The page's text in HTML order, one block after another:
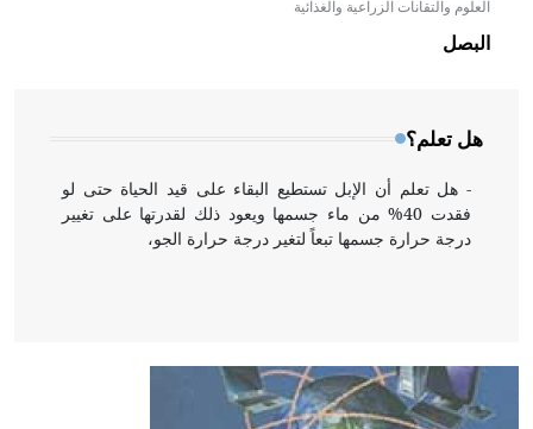
العلوم والتقانات الزراعية والغذائية
البصل
هل تعلم؟
- هل تعلم أن الأبلق نوع من الفنون الهندسية التي ارتبطت
بالعمارة الإسلامية في بلاد الشام ومصر خاصة، حيث يحرص
المعمار على بناء مداميكه وخاصة في الواجهات
- هل تعلم أن الإبل تستطيع البقاء على قيد الحياة حتى لو
فقدت 40% من ماء جسمها ويعود ذلك لقدرتها على تغيير
درجة حرارة جسمها تبعاً لتغير درجة حرارة الجو،
- هل تعلم أن أبقراط كتب في الطب أربعة مؤلفات هي:
الحكم، الأدلة، تنظيم التغذية، ورسالته في جروح الرأس.
ويعود له الفضل بأنه حرر الطب من الدين والفلسفة.